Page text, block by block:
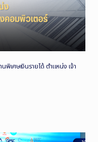
เศษเงินรายได้ ตำแหน่ง เจ้า